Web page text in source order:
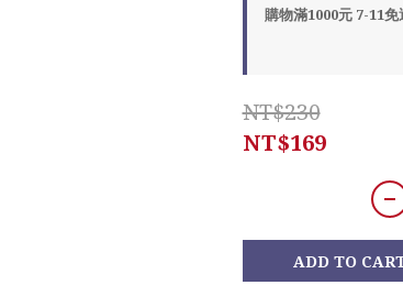
購物滿1000元 7-11
NT$230
NT$169
ADD TO